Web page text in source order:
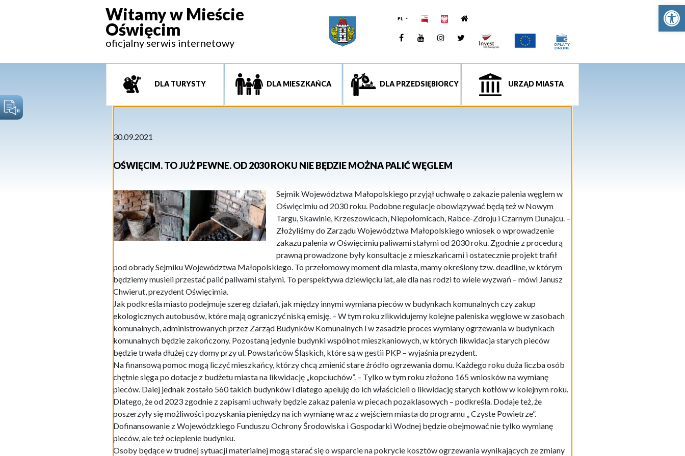
Witamy w Mieście
Oświęcim
oficjalny serwis internetowy
PL
FacebookYouTUbeInstagramTwitter
DLA TURYSTY DLA MIESZKAŃCA DLA PRZEDSIĘBIORCY URZĄD MIASTA
30.09.2021
OŚWIĘCIM. TO JUŻ PEWNE. OD 2030 ROKU NIE BĘDZIE MOŻNA PALIĆ WĘGLEM
Sejmik Województwa Małopolskiego przyjął uchwałę o zakazie palenia węglem w
Oświęcimiu od 2030 roku. Podobne regulacje obowiązywać będą też w Nowym
Targu, Skawinie, Krzeszowicach, Niepołomicach, Rabce-Zdroju i Czarnym Dunajcu. –
Złożyliśmy do Zarządu Województwa Małopolskiego wniosek o wprowadzenie
zakazu palenia w Oświęcimiu paliwami stałymi od 2030 roku. Zgodnie z procedurą
prawną prowadzone były konsultacje z mieszkańcami i ostatecznie projekt trafił
pod obrady Sejmiku Województwa Małopolskiego. To przełomowy moment dla miasta, mamy określony tzw. deadline, w którym
będziemy musieli przestać palić paliwami stałymi. To perspektywa dziewięciu lat, ale dla nas rodzi to wiele wyzwań – mówi Janusz
Chwierut, prezydent Oświęcimia.
Jak podkreśla miasto podejmuje szereg działań, jak między innymi wymiana pieców w budynkach komunalnych czy zakup
ekologicznych autobusów, które mają ograniczyć niską emisję. – W tym roku zlikwidujemy kolejne paleniska węglowe w zasobach
komunalnych, administrowanych przez Zarząd Budynków Komunalnych i w zasadzie proces wymiany ogrzewania w budynkach
komunalnych będzie zakończony. Pozostaną jedynie budynki wspólnot mieszkaniowych, w których likwidacja starych pieców
będzie trwała dłużej czy domy przy ul. Powstańców Śląskich, które są w gestii PKP – wyjaśnia prezydent.
Na finansową pomoc mogą liczyć mieszkańcy, którzy chcą zmienić stare źródło ogrzewania domu. Każdego roku duża liczba osób
chętnie sięga po dotacje z budżetu miasta na likwidację „kopciuchów”. – Tylko w tym roku złożono 165 wniosków na wymianę
pieców. Dalej jednak zostało 560 takich budynków i dlatego apeluję do ich właścicieli o likwidację starych kotłów w kolejnym roku.
Dlatego, że od 2023 zgodnie z zapisami uchwały będzie zakaz palenia w piecach pozaklasowych – podkreśla. Dodaje też, że
poszerzyły się możliwości pozyskania pieniędzy na ich wymianę wraz z wejściem miasta do programu „ Czyste Powietrze”.
Dofinansowanie z Wojewódzkiego Funduszu Ochrony Środowiska i Gospodarki Wodnej będzie obejmować nie tylko wymianę
pieców, ale też ocieplenie budynku.
Osoby będące w trudnej sytuacji materialnej mogą starać się o wsparcie na pokrycie kosztów ogrzewania wynikających ze zmiany